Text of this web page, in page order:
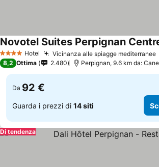
4 Stelle Hotel Vicinanza alle spiagge mediterranee
Novotel Suites Perpignan
8,2 Ottima 2.480 Perpignan, 9.6 km da:
Da 92 €
Guarda i prezzi di 14 siti
Di tendenza